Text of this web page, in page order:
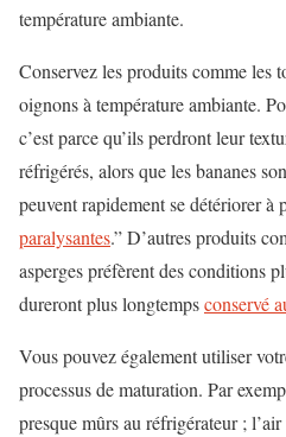
température ambiante.
Conservez les produits comme les
oignons à température ambiante.
c’est parce qu’ils perdront leur
réfrigérés, alors que les bananes
peuvent rapidement se détériorer à
paralysantes.” D’autres produits
asperges préfèrent des conditions
dureront plus longtempsconservé
Vous pouvez également utiliser
processus de maturation. Par
presque mûrs au réfrigérateur ;